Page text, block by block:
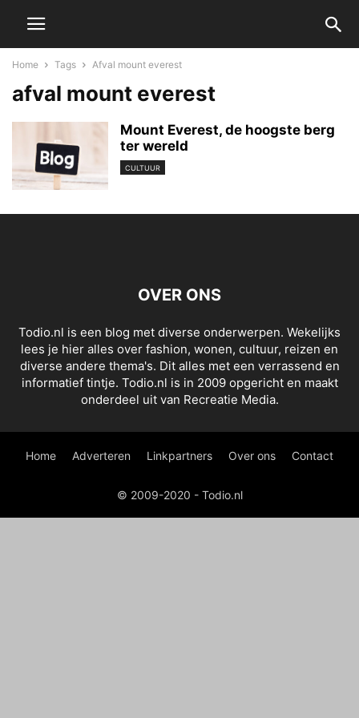
Home Tags Afval mount everest
afval mount everest
Mount Everest, de hoogste berg
ter wereld
CULTUUR
OVER ONS
Todio.nl is een blog met diverse onderwerpen. Wekelijks
lees je hier alles over fashion, wonen, cultuur, reizen en
diverse andere thema's. Dit alles met een verrassend en
informatief tintje. Todio.nl is in 2009 opgericht en maakt
onderdeel uit van Recreatie Media.
Home Adverteren Linkpartners Over ons Contact
© 2009-2020 - Todio.nl